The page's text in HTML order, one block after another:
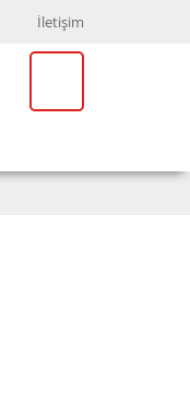
İletişim